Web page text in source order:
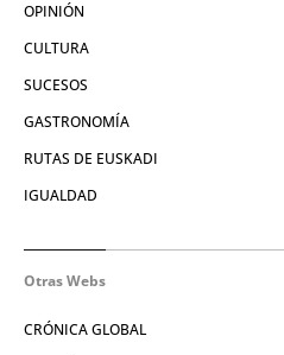
OPINIÓN
CULTURA
SUCESOS
GASTRONOMÍA
RUTAS DE EUSKADI
IGUALDAD
Otras Webs
CRÓNICA GLOBAL